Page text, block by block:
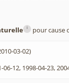
i pour cause
03-02)
12, 1998-04-23,